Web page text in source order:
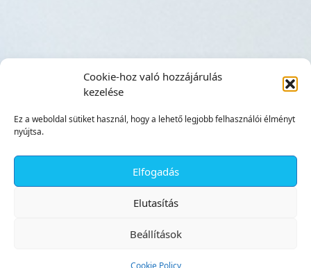
Cookie-hoz való hozzájárulás
kezelése
Ez a weboldal sütiket használ, hogy a lehető legjobb felhasználói élményt
nyújtsa.
Elfogadás
Elutasítás
Beállítások
Cookie Policy
✕